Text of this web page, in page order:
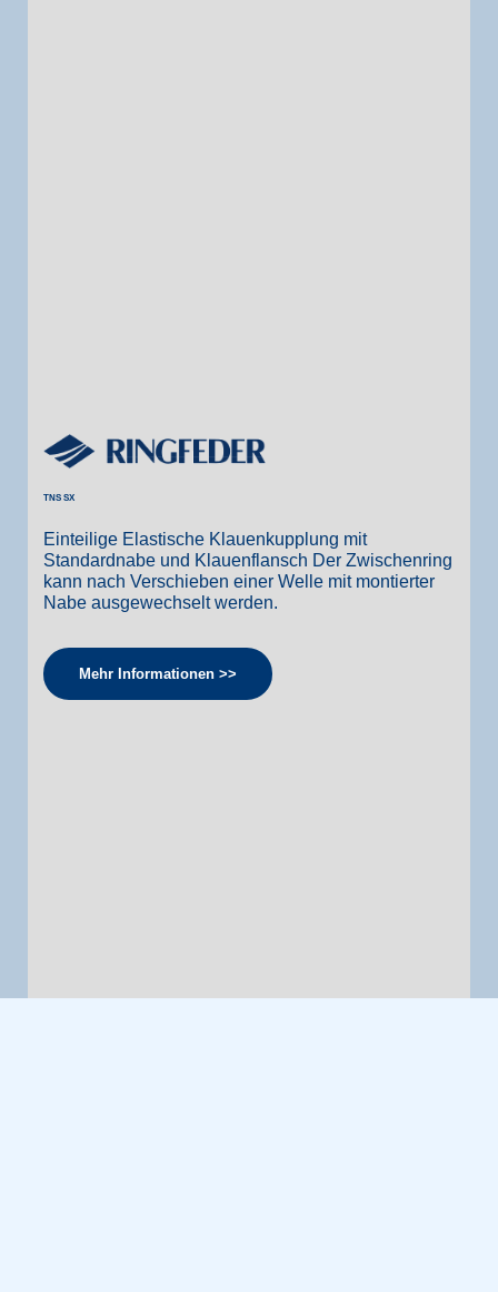
TNS SX
Einteilige Elastische Klauenkupplung mit
Standardnabe und Klauenflansch Der Zwischenring
kann nach Verschieben einer Welle mit montierter
Nabe ausgewechselt werden.
Mehr Informationen >>